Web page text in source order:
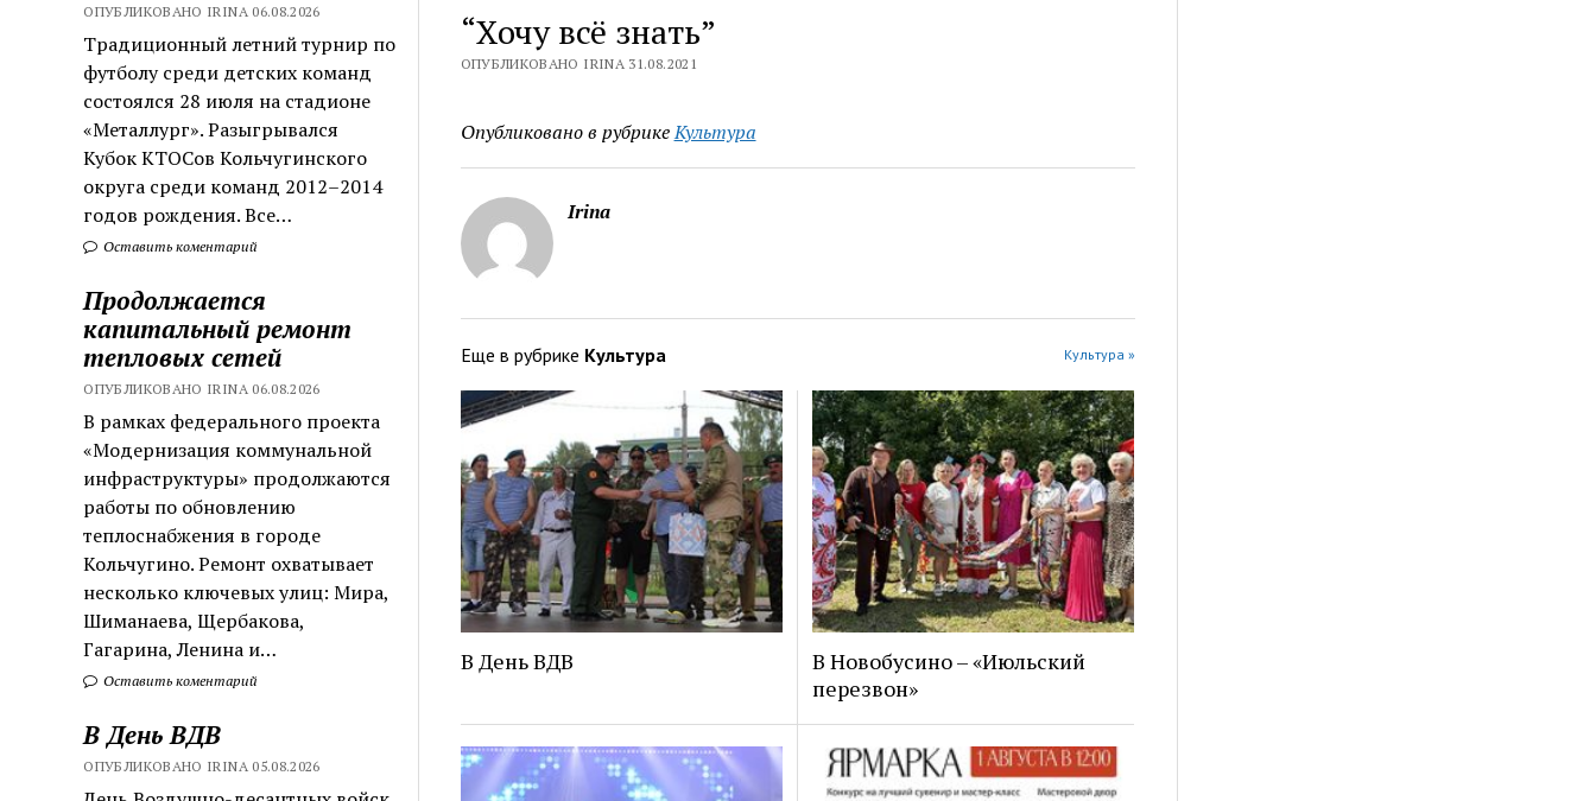
ОПУБЛИКОВАНО IRINA 06.08.2026
Традиционный летний турнир по
футболу среди детских команд
состоялся 28 июля на стадионе
«Металлург». Разыгрывался
Кубок КТОСов Кольчугинского
округа среди команд 2012–2014
годов рождения. Все…
Оставить коментарий
Продолжается
капитальный ремонт
тепловых сетей
ОПУБЛИКОВАНО IRINA 06.08.2026
В рамках федерального проекта
«Модернизация коммунальной
инфраструктуры» продолжаются
работы по обновлению
теплоснабжения в городе
Кольчугино. Ремонт охватывает
несколько ключевых улиц: Мира,
Шиманаева, Щербакова,
Гагарина, Ленина и…
Оставить коментарий
В День ВДВ
ОПУБЛИКОВАНО IRINA 05.08.2026
“Хочу всё знать”
ОПУБЛИКОВАНО IRINA 31.08.2021
Опубликовано в рубрикеКультура
Irina
Еще в рубрике Культура Культура »
В День ВДВ
В Новобусино – «Июльский
перезвон»